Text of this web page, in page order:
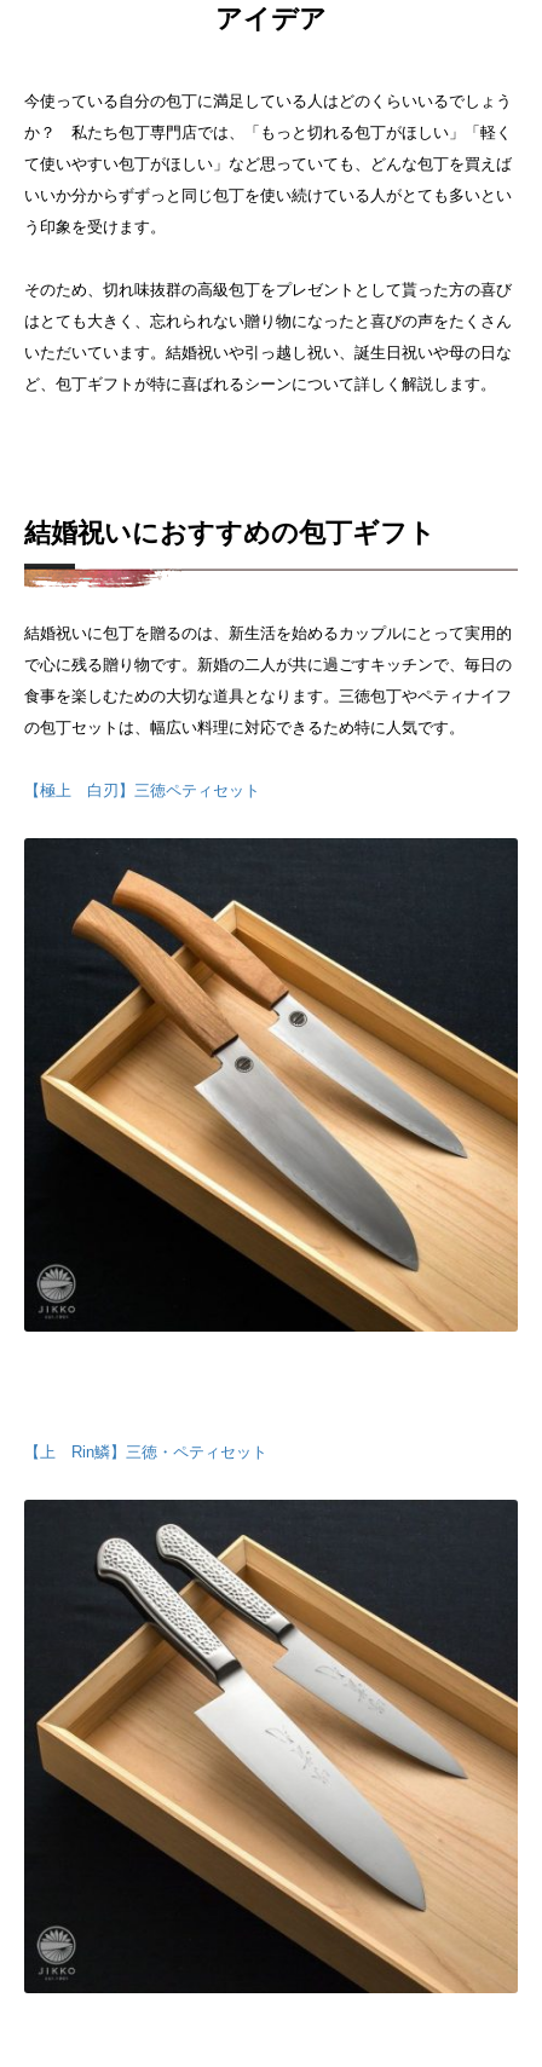
アイデア
今使っている自分の包丁に満足している人はどのくらいいるでしょう
か？ 私たち包丁専門店では、「もっと切れる包丁がほしい」「軽く
て使いやすい包丁がほしい」など思っていても、どんな包丁を買えば
いいか分からずずっと同じ包丁を使い続けている人がとても多いとい
う印象を受けます。
そのため、切れ味抜群の高級包丁をプレゼントとして貰った方の喜び
はとても大きく、忘れられない贈り物になったと喜びの声をたくさん
いただいています。 結婚祝いや引っ越し祝い、誕生日祝いや母の日な
ど、包丁ギフトが特に喜ばれるシーンについて詳しく解説します。
結婚祝いにおすすめの包丁ギフト
結婚祝いに包丁を贈るのは、新生活を始めるカップルにとって実用的
で心に残る贈り物です。新婚の二人が共に過ごすキッチンで、毎日の
食事を楽しむための大切な道具となります。三徳包丁やペティナイフ
の包丁セットは、幅広い料理に対応できるため特に人気です。
【極上 白刃】三徳ペティセット
【上 Rin鱗】三徳・ペティセット